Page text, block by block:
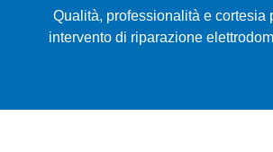
Qualità, professionalità e cortesia
intervento di riparazione